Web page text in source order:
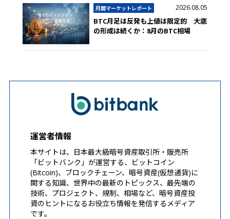
月間マーケットレポート 2026.08.05
BTC月足は反発も上値は限定的 大底
の形成は続くか：8月のBTC相場
運営者情報
本サイトは、日本最大級暗号資産取引所・販売所
「ビットバンク」が運営する、ビットコイン
(Bitcoin)、ブロックチェーン、暗号資産(仮想通貨)に
関する知識、世界中の最新のトピックス、最先端の
技術、プロジェクト、規制、相場など、暗号資産投
資のヒントになるお役立ち情報を発信するメディア
です。